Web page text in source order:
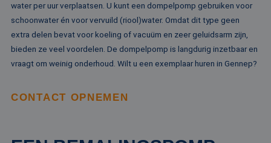
water per uur verplaatsen. U kunt een dompelpomp gebruiken voor
schoonwater én voor vervuild (riool)water. Omdat dit type geen
extra delen bevat voor koeling of vacuüm en zeer geluidsarm zijn,
bieden ze veel voordelen. De dompelpomp is langdurig inzetbaar en
vraagt om weinig onderhoud. Wilt u een exemplaar huren in Gennep?
CONTACT OPNEMEN